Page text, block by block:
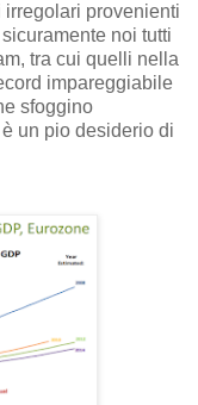
provenienti
noi tutti
tra cui quelli nella
impareggiabile
sfoggino
un pio desiderio di